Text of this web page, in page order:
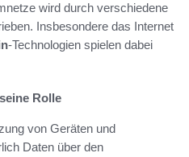
wird durch verschiedene
Insbesondere das Internet
-Technologien spielen dabei
Rolle
von Geräten und
Daten über den